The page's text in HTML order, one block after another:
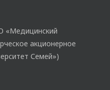
«Медицинский
акционерное
Семей»)